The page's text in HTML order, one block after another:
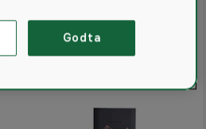
77 kr
På lager
Godta